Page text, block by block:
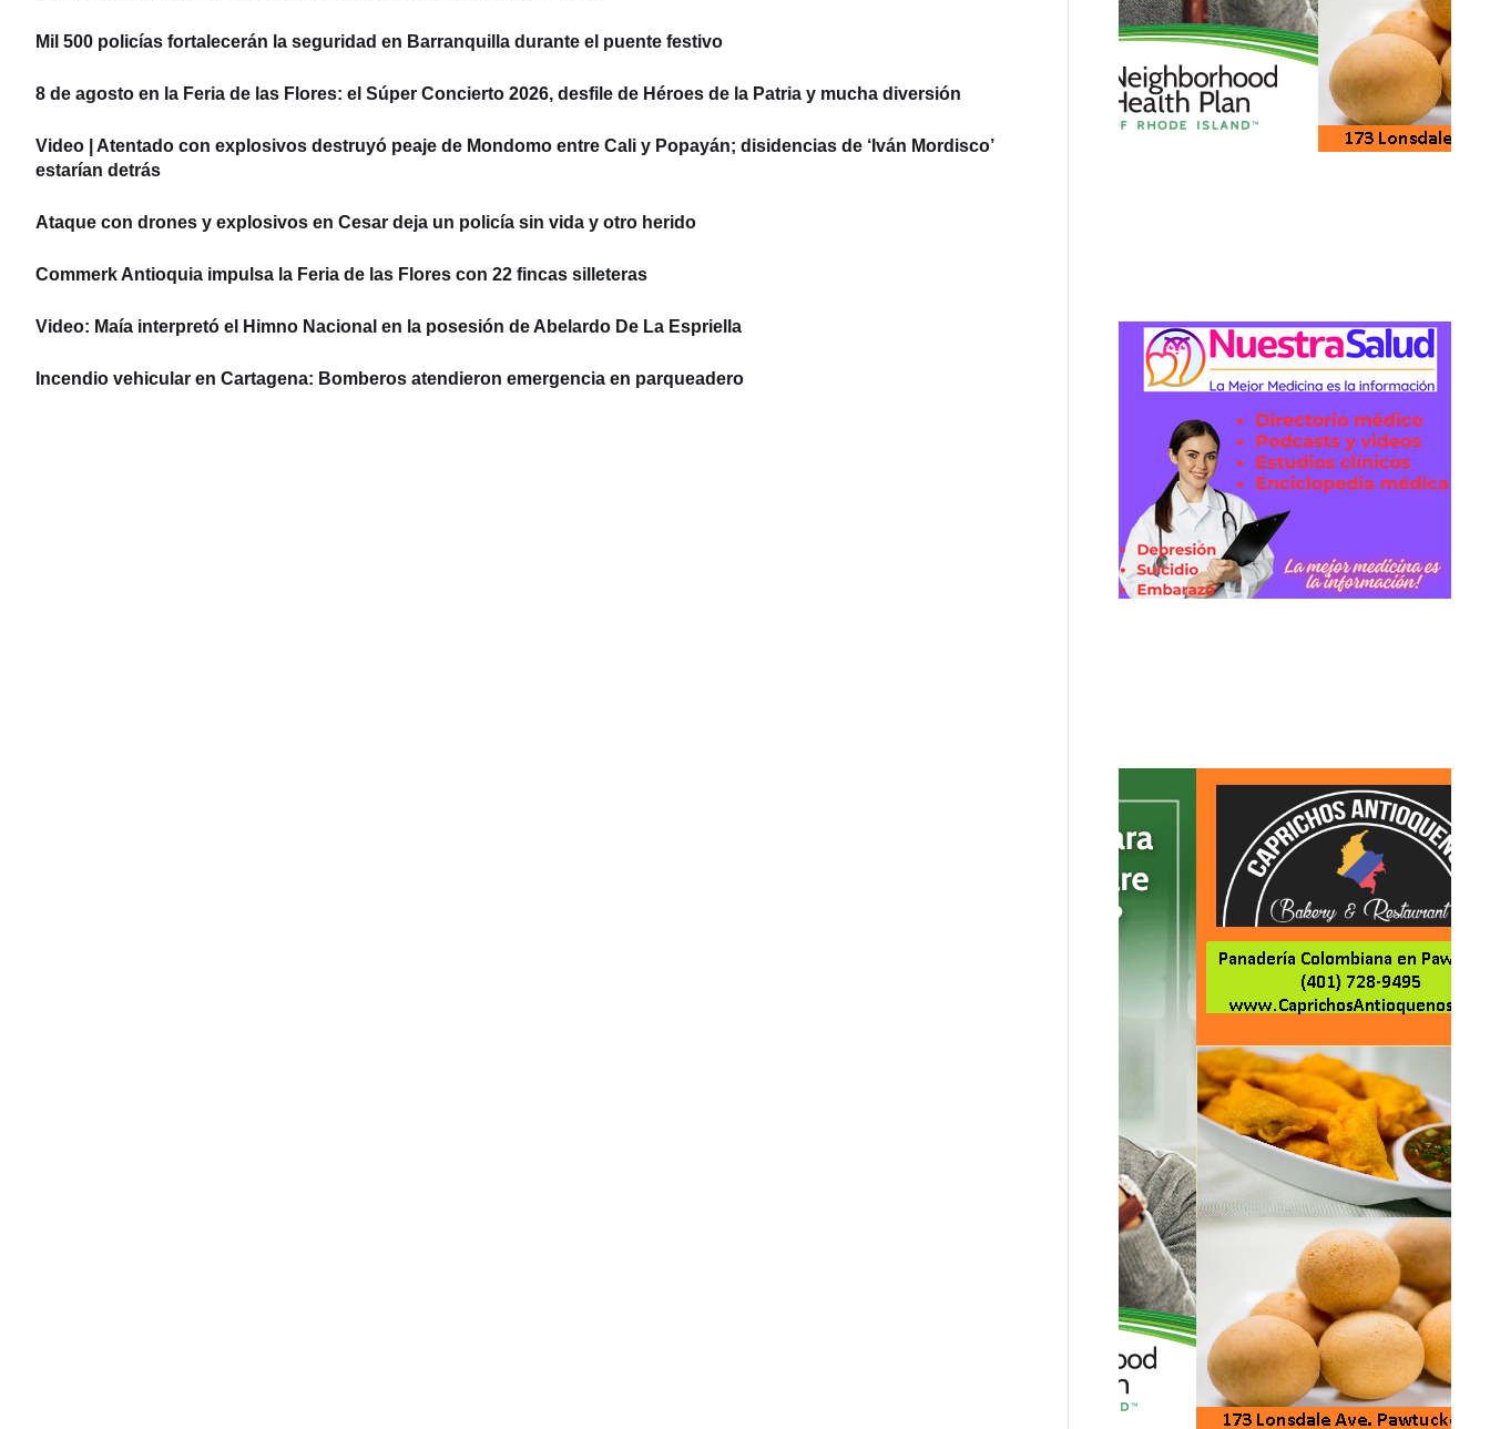
Mil 500 policías fortalecerán la seguridad en Barranquilla durante el puente festivo
8 de agosto en la Feria de las Flores: el Súper Concierto 2026, desfile de Héroes de la Patria y mucha diversión
Video | Atentado con explosivos destruyó peaje de Mondomo entre Cali y Popayán; disidencias de ‘Iván Mordisco’
estarían detrás
Ataque con drones y explosivos en Cesar deja un policía sin vida y otro herido
Commerk Antioquia impulsa la Feria de las Flores con 22 fincas silleteras
Video: Maía interpretó el Himno Nacional en la posesión de Abelardo De La Espriella
Incendio vehicular en Cartagena: Bomberos atendieron emergencia en parqueadero